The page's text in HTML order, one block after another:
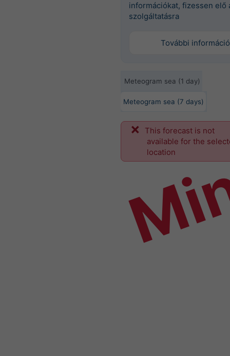
információkat, fizessen elő
szolgáltatásra
További információ
Meteogram sea (1 day)
Meteogram sea (7 days)
This forecast is not
available for the
location